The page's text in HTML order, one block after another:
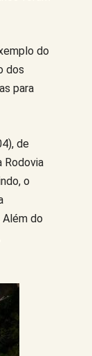
do
dos
para
de
Rodovia
o
do